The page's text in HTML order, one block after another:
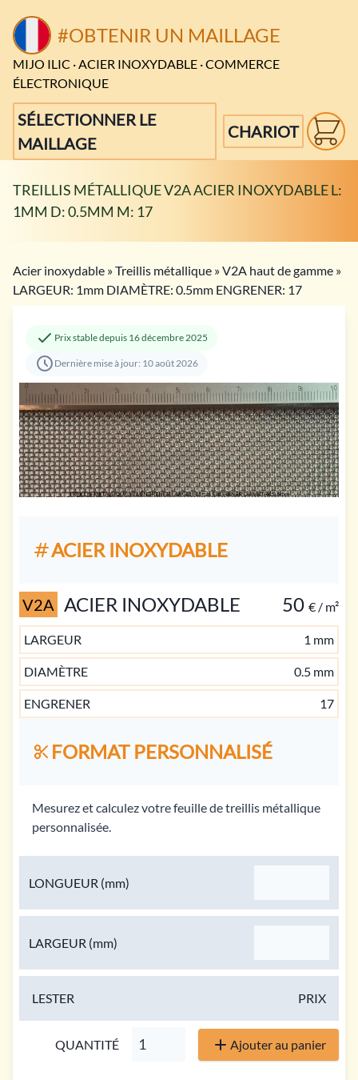
#OBTENIR UN MAILLAGE
MIJO ILIC · ACIER INOXYDABLE · COMMERCE
ÉLECTRONIQUE
SÉLECTIONNER LE
MAILLAGE
CHARIOT
TREILLIS MÉTALLIQUE V2A ACIER INOXYDABLE L:
1MM D: 0.5MM M: 17
Acier inoxydable »Treillis métallique »V2A haut de gamme »
LARGEUR: 1mm DIAMÈTRE: 0.5mm ENGRENER: 17
Prix stable depuis 16 décembre 2025
Dernière mise à jour: 10 août 2026
ACIER INOXYDABLE
V2A ACIER INOXYDABLE 50 € / m²
LARGEUR 1 mm
DIAMÈTRE 0.5 mm
ENGRENER 17
FORMAT PERSONNALISÉ
Mesurez et calculez votre feuille de treillis métallique
personnalisée.
LONGUEUR (mm)
LARGEUR (mm)
LESTER PRIX
QUANTITÉ Ajouter au panier